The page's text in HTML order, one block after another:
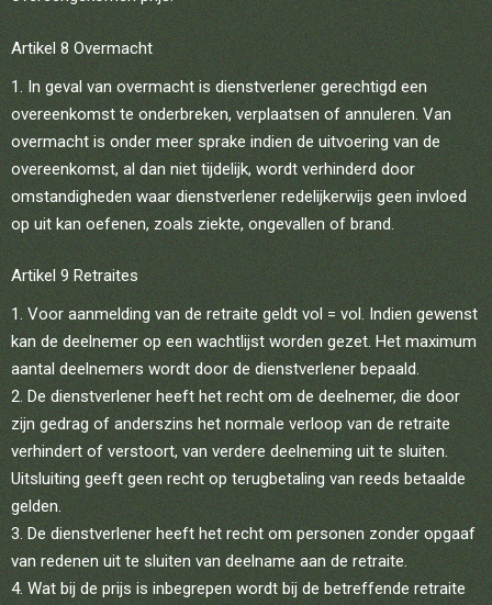
Artikel 8 Overmacht
In geval van overmacht is dienstverlener gerechtigd een
overeenkomst te onderbreken, verplaatsen of annuleren. Van
overmacht is onder meer sprake indien de uitvoering van de
overeenkomst, al dan niet tijdelijk, wordt verhinderd door
omstandigheden waar dienstverlener redelijkerwijs geen invloed
op uit kan oefenen, zoals ziekte, ongevallen of brand.
Artikel 9 Retraites
Voor aanmelding van de retraite geldt vol = vol. Indien gewenst
kan de deelnemer op een wachtlijst worden gezet. Het maximum
aantal deelnemers wordt door de dienstverlener bepaald.
2. De dienstverlener heeft het recht om de deelnemer, die door
zijn gedrag of anderszins het normale verloop van de retraite
verhindert of verstoort, van verdere deelneming uit te sluiten.
Uitsluiting geeft geen recht op terugbetaling van reeds betaalde
gelden.
3. De dienstverlener heeft het recht om personen zonder opgaaf
van redenen uit te sluiten van deelname aan de retraite.
4. Wat bij de prijs is inbegrepen wordt bij de betreffende retraite